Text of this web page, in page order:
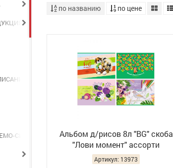
ДЛЯ ОФИСА
УРОКОВ
СИСТЕМЫ
по названию по цене
Альбом д/рисов 8л "BG" скоба
"Лови момент" ассорти
АР4ск8_10943 (8/80)
Артикул: 13973